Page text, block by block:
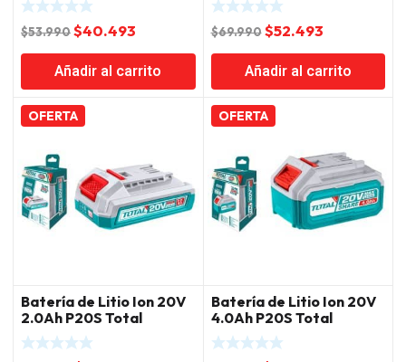
$53.990El
precio
original
era:
$53.990.
$40.493
precio
actual
es:
Añadir al carrito
$69.990 El
precio
original
era:
$69.990.
$52.493El
precio
actual
es:
Añadir al carrito
OFERTA
Batería de Litio Ion 20V
2.0Ah P20S Total
OFERTA
Batería de Litio Ion 20V
4.0Ah P20S Total